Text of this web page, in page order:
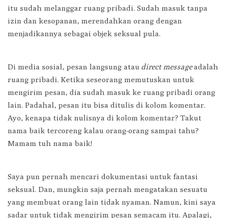
itu sudah melanggar ruang pribadi. Sudah masuk tanpa
izin dan kesopanan, merendahkan orang dengan
menjadikannya sebagai objek seksual pula.
Di media sosial, pesan langsung atau direct messageadalah
ruang pribadi. Ketika seseorang memutuskan untuk
mengirim pesan, dia sudah masuk ke ruang pribadi orang
lain. Padahal, pesan itu bisa ditulis di kolom komentar.
Ayo, kenapa tidak nulisnya di kolom komentar? Takut
nama baik tercoreng kalau orang-orang sampai tahu?
Mamam tuh nama baik!
Saya pun pernah mencari dokumentasi untuk fantasi
seksual. Dan, mungkin saja pernah mengatakan sesuatu
yang membuat orang lain tidak nyaman. Namun, kini saya
sadar untuk tidak mengirim pesan semacam itu. Apalagi,